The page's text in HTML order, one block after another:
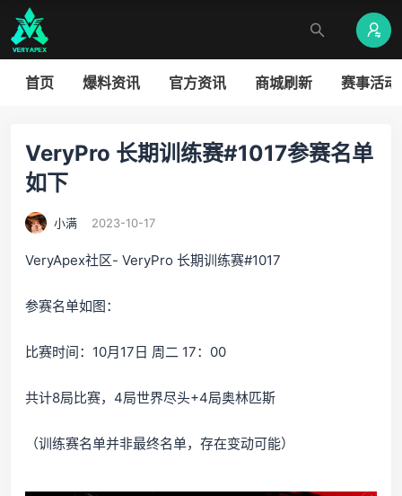
首页 爆料资讯 官方资讯 商城刷新 赛事活动
VeryPro 长期训练赛#1017参赛名单
如下
小满 2023-10-17
VeryApex社区- VeryPro 长期训练赛#1017
参赛名单如图：
比赛时间：10月17日 周二 17：00
共计8局比赛，4局世界尽头+4局奥林匹斯
（训练赛名单并非最终名单，存在变动可能）